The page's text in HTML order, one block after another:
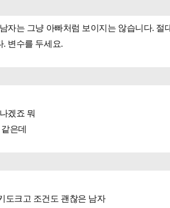
자는 그냥 아빠처럼 보이지는 않습니다. 절
변수를 두세요.
겠죠 뭐
은데
도크고 조건도 괜찮은 남자